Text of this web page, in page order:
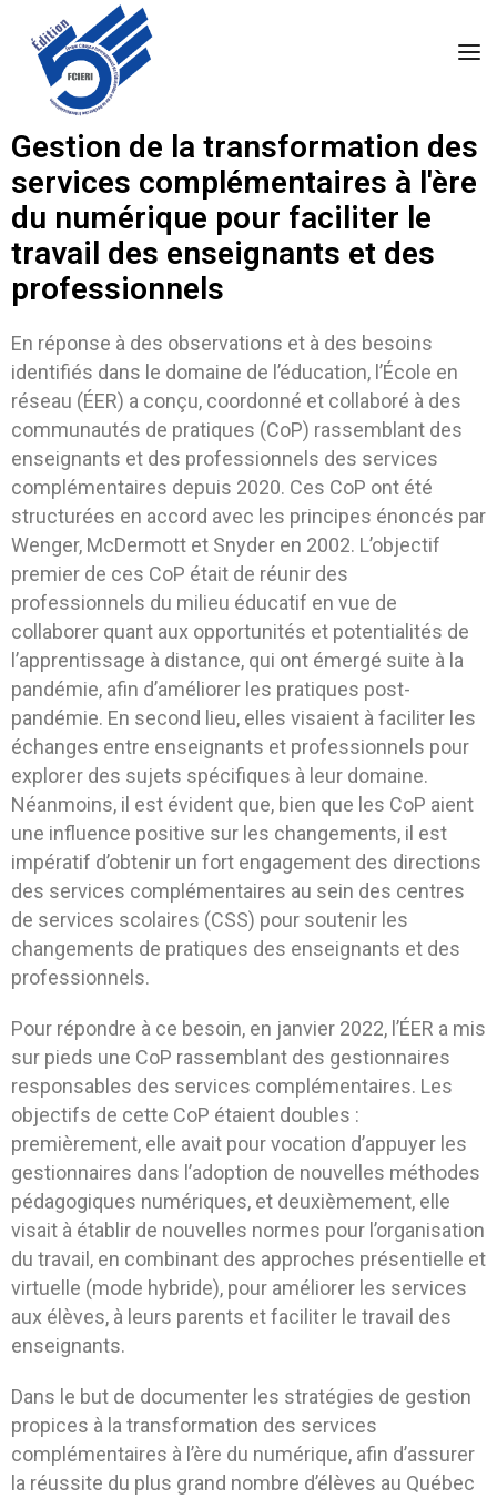
Gestion de la transformation des
services complémentaires à l'ère
du numérique pour faciliter le
travail des enseignants et des
professionnels
En réponse à des observations et à des besoins
identifiés dans le domaine de l’éducation, l’École en
réseau (ÉER) a conçu, coordonné et collaboré à des
communautés de pratiques (CoP) rassemblant des
enseignants et des professionnels des services
complémentaires depuis 2020. Ces CoP ont été
structurées en accord avec les principes énoncés par
Wenger, McDermott et Snyder en 2002. L’objectif
premier de ces CoP était de réunir des
professionnels du milieu éducatif en vue de
collaborer quant aux opportunités et potentialités de
l’apprentissage à distance, qui ont émergé suite à la
pandémie, afin d’améliorer les pratiques post-
pandémie. En second lieu, elles visaient à faciliter les
échanges entre enseignants et professionnels pour
explorer des sujets spécifiques à leur domaine.
Néanmoins, il est évident que, bien que les CoP aient
une influence positive sur les changements, il est
impératif d’obtenir un fort engagement des directions
des services complémentaires au sein des centres
de services scolaires (CSS) pour soutenir les
changements de pratiques des enseignants et des
professionnels.
Pour répondre à ce besoin, en janvier 2022, l’ÉER a mis
sur pieds une CoP rassemblant des gestionnaires
responsables des services complémentaires. Les
objectifs de cette CoP étaient doubles :
premièrement, elle avait pour vocation d’appuyer les
gestionnaires dans l’adoption de nouvelles méthodes
pédagogiques numériques, et deuxièmement, elle
visait à établir de nouvelles normes pour l’organisation
du travail, en combinant des approches présentielle et
virtuelle (mode hybride), pour améliorer les services
aux élèves, à leurs parents et faciliter le travail des
enseignants.
Dans le but de documenter les stratégies de gestion
propices à la transformation des services
complémentaires à l’ère du numérique, afin d’assurer
la réussite du plus grand nombre d’élèves au Québec